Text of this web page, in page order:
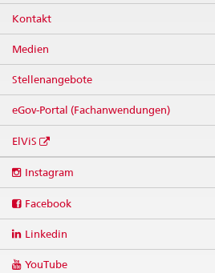
Kontakt
Medien
Stellenangebote
eGov-Portal (Fachanwendungen)
ElViS
media
Instagram
Facebook
Linkedin
YouTube